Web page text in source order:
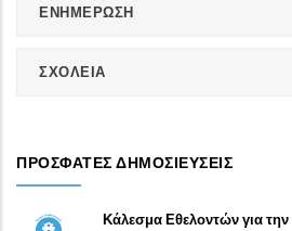
ΕΝΗΜΕΡΩΣΗ
ΣΧΟΛΕΙΑ
ΠΡΌΣΦΑΤΕΣ ΔΗΜΟΣΙΕΎΣΕΙΣ
Κάλεσμα Εθελοντών για